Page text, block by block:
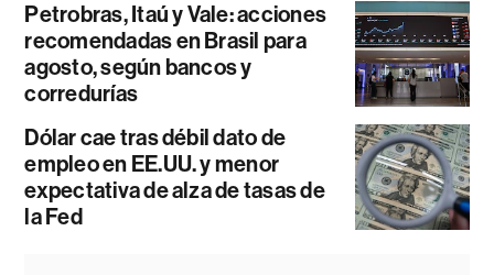
Petrobras, Itaú y Vale: acciones
recomendadas en Brasil para
agosto, según bancos y
corredurías
Dólar cae tras débil dato de
empleo en EE.UU. y menor
expectativa de alza de tasas de
la Fed